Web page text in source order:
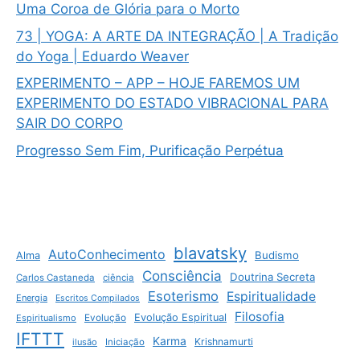
Uma Coroa de Glória para o Morto
73 | YOGA: A ARTE DA INTEGRAÇÃO | A Tradição
do Yoga | Eduardo Weaver
EXPERIMENTO – APP – HOJE FAREMOS UM
EXPERIMENTO DO ESTADO VIBRACIONAL PARA
SAIR DO CORPO
Progresso Sem Fim, Purificação Perpétua
Alma AutoConhecimento blavatsky Budismo
Carlos Castaneda ciência Consciência Doutrina Secreta
Energia Escritos Compilados Esoterismo Espiritualidade
Espiritualismo Evolução Evolução Espiritual Filosofia
IFTTT ilusão Iniciação Karma Krishnamurti